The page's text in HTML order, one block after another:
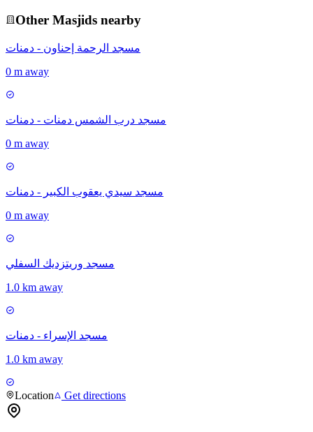
Other Masjids nearby
مسجد الرحمة إحناون - دمنات
0 m away
مسجد درب الشمس دمنات - دمنات
0 m away
مسجد سيدي يعقوب الكبير - دمنات
0 m away
مسجد وريتزديك السفلي
1.0 km away
مسجد الإسراء - دمنات
1.0 km away
Location Get directions